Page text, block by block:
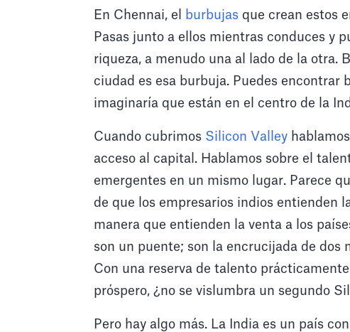
En Chennai, el burbujas que crean estos
Pasas junto a ellos mientras conduces y
riqueza, a menudo una al lado de la otra.
ciudad es esa burbuja. Puedes encontrar
imaginaría que están en el centro de la
Cuando cubrimos Silicon Valley
acceso al capital. Hablamos sobre el
emergentes en un mismo lugar. Parece
de que los empresarios indios entienden
manera que entienden la venta a los
son un puente; son la encrucijada de
Con una reserva de talento
próspero, ¿no se vislumbra un segundo
Pero hay algo más. La India es un país